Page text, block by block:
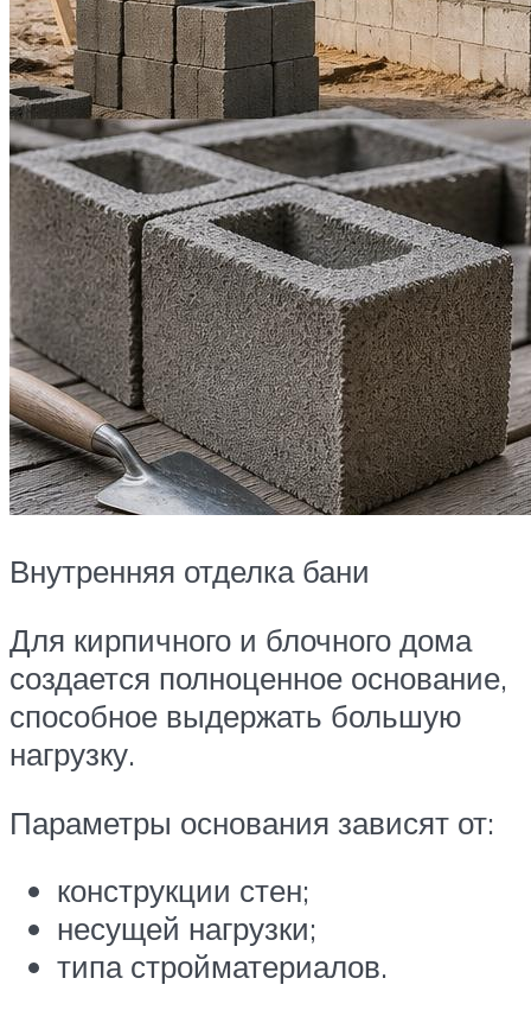
Внутренняя отделка бани
Для кирпичного и блочного дома
создается полноценное основание,
способное выдержать большую
нагрузку.
Параметры основания зависят от:
конструкции стен;
несущей нагрузки;
типа стройматериалов.